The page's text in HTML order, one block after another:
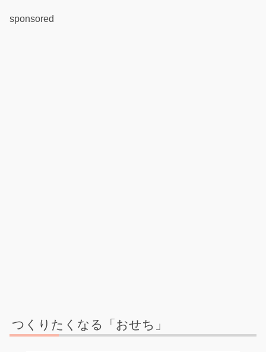
sponsored
つくりたくなる「おせち」